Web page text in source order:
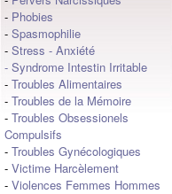
- Phobies
- Spasmophilie
- Stress - Anxiété
- Syndrome Intestin Irritable
- Troubles Alimentaires
- Troubles de la Mémoire
- Troubles Obsessionels
Compulsifs
- Troubles Gynécologiques
- Victime Harcèlement
- Violences Femmes Hommes